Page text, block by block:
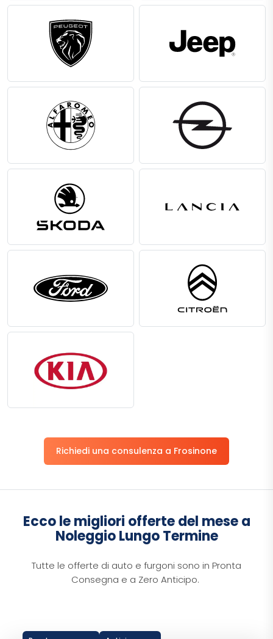
Richiedi una consulenza a Frosinone
Ecco le migliori offerte del mese a
Noleggio Lungo Termine
Tutte le offerte di auto e furgoni sono in Pronta
Consegna e a Zero Anticipo.